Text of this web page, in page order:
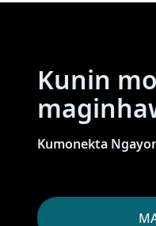
Kunin
Kumonekta